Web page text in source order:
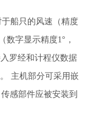
船只的风速（精度
数字显示精度1°，
罗经和计程仪数据
主机部分可采用嵌
感部件应被安装到